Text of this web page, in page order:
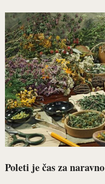
Poleti je čas za naravno